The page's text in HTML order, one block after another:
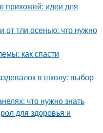
прихожей: идеи для
от тли осенью: что нужно
как спасти
в школу: выбор
что нужно знать
для здоровья и